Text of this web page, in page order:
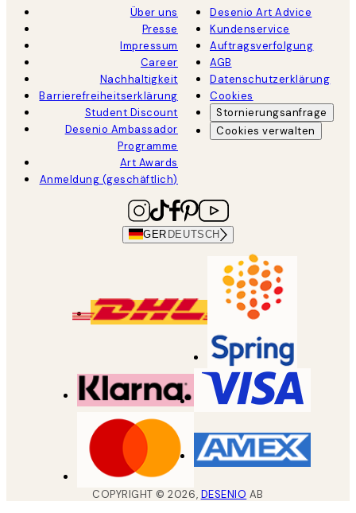
Über uns
Presse
Impressum
Career
Nachhaltigkeit
Barrierefreiheitserklärung
Student Discount
Desenio Ambassador
Programme
Art Awards
Anmeldung (geschäftlich)
Desenio Art Advice
Kundenservice
Auftragsverfolgung
AGB
Datenschutzerklärung
Cookies
Stornierungsanfrage
Cookies verwalten
GER DEUTSCH
COPYRIGHT ©2026, DESENIO AB